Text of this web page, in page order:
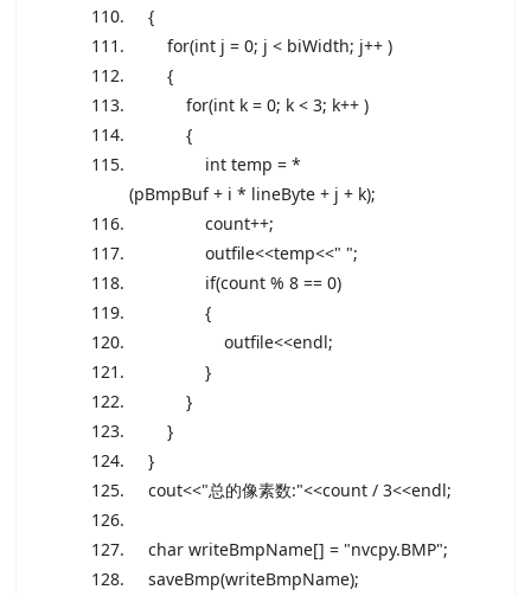
{
for(int j = 0; j < biWidth; j++ )
{
for(int k = 0; k < 3; k++ )
{
int temp = *
(pBmpBuf + i * lineByte + j + k);
count++;
outfile<<temp<<" ";
if(count % 8 == 0)
{
outfile<<endl;
}
}
}
}
cout<<"总的像素数:"<<count / 3<<endl;
char writeBmpName[] = "nvcpy.BMP";
saveBmp(writeBmpName);